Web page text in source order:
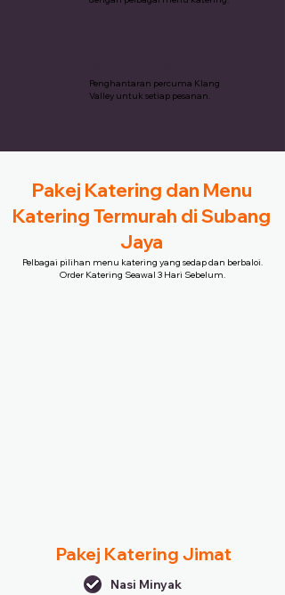
Penghantaran percuma Klang
Valley untuk setiap pesanan.
Pakej Katering dan Menu
Katering Termurah di Subang
Jaya
Pelbagai pilihan menu katering yang sedap dan berbaloi.
Order Katering Seawal 3 Hari Sebelum.
Pakej Katering Jimat
Nasi Minyak